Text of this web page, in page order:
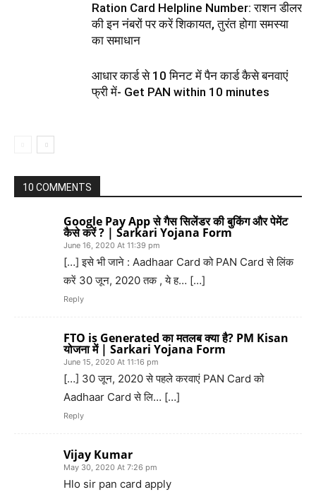
Ration Card Helpline Number: राशन डीलर
की इन नंबरों पर करें शिकायत, तुरंत होगा समस्या
का समाधान
आधार कार्ड से 10 मिनट में पैन कार्ड कैसे बनवाएं
फ्री में- Get PAN within 10 minutes
10 COMMENTS
Google Pay App से गैस सिलेंडर की बुकिंग और पेमेंट
कैसे करें ? | Sarkari Yojana Form
June 16, 2020 At 11:39 pm
[…] इसे भी जाने : Aadhaar Card को PAN Card से लिंक
करें 30 जून, 2020 तक , ये ह… […]
Reply
FTO is Generated का मतलब क्या है? PM Kisan
योजना में | Sarkari Yojana Form
June 15, 2020 At 11:16 pm
[…] 30 जून, 2020 से पहले करवाएं PAN Card को
Aadhaar Card से लि… […]
Reply
Vijay Kumar
May 30, 2020 At 7:26 pm
Hlo sir pan card apply